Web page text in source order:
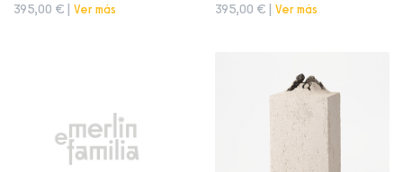
395,00 € | Ver más 395,00 € | Ver más